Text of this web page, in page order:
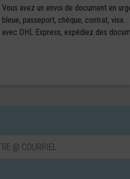
Vous avez un envoi de document en
bleue, passeport, chèque, contrat, visa…
avec DHL Express, expédiez des